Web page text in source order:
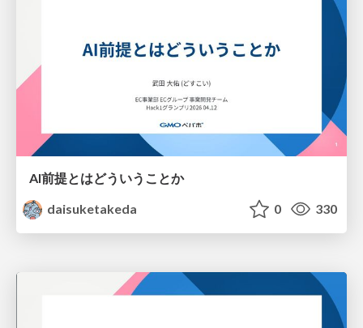
AI前提とはどういうことか
daisuketakeda
0 330